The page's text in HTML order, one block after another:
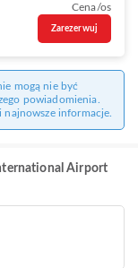
Cena/os
Zarezerwuj
mogą nie być
powiadomienia.
najnowsze informacje.
Airport